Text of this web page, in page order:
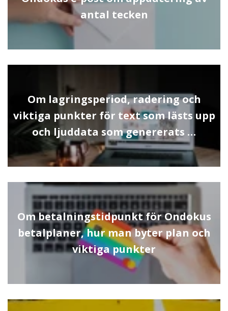
antal tecken
Om lagringsperiod, radering och
viktiga punkter för text som lästs upp
och ljuddata som genererats …
Om betalningstidpunkt för Ondokus
betalplaner, hur man byter plan och
viktiga punkter